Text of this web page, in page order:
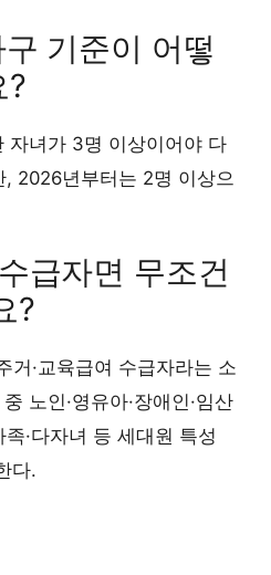
기준이 어떻
?
자녀가 3명 이상이어야 다
, 2026년부터는 2명 이상으
급자면 무조건
?
거·교육급여 수급자라는 소
노인·영유아·장애인·임산
족·다자녀 등 세대원 특성
다.